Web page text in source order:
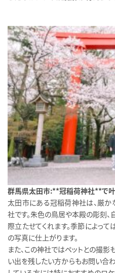
群馬県太田市：**冠稲荷神社**で
太田市にある冠稲荷神社は、厳
社です。朱色の鳥居や本殿の彫刻
際立たせてくれます。季節によっ
の写真に仕上がります。
また、この神社ではペットとの撮
い出を残したい方からもお問い合